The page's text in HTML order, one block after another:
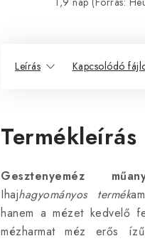
Leírás Kapcsolódó
Termékleírás
Gesztenyeméz
Ihajhagyományos termék
hanem a mézet kedvelő
mézharmat méz erős